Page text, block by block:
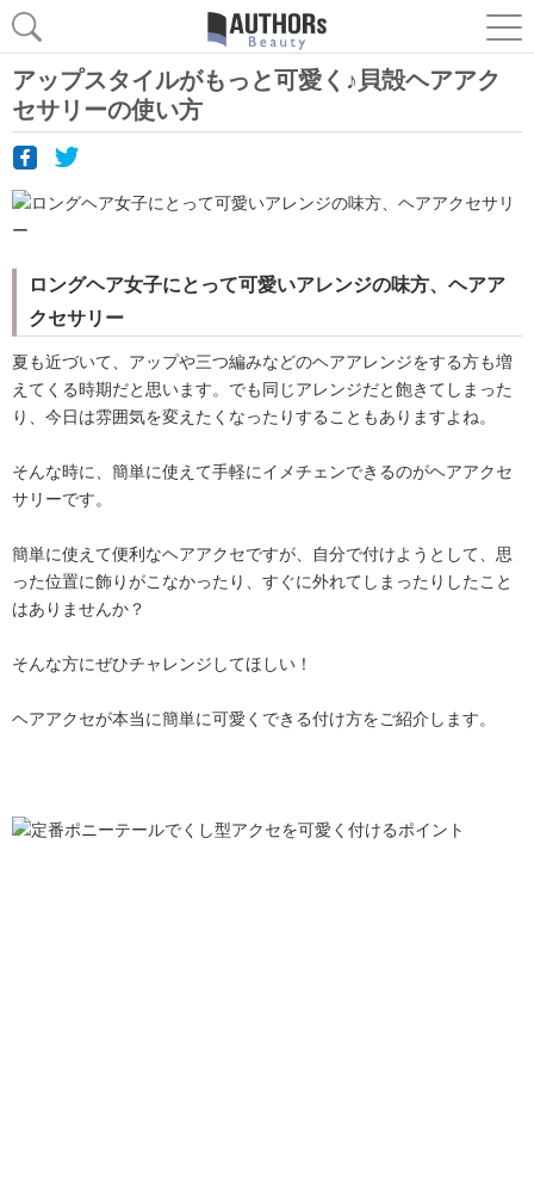
アップスタイルがもっと可愛く♪貝殻ヘアアク
セサリーの使い方
ロングヘア女子にとって可愛いアレンジの味方、ヘアア
クセサリー
夏も近づいて、アップや三つ編みなどのヘアアレンジをする方も増
えてくる時期だと思います。でも同じアレンジだと飽きてしまった
り、今日は雰囲気を変えたくなったりすることもありますよね。
そんな時に、簡単に使えて手軽にイメチェンできるのがヘアアクセ
サリーです。
簡単に使えて便利なヘアアクセですが、自分で付けようとして、思
った位置に飾りがこなかったり、すぐに外れてしまったりしたこと
はありませんか？
そんな方にぜひチャレンジしてほしい！
ヘアアクセが本当に簡単に可愛くできる付け方をご紹介します。